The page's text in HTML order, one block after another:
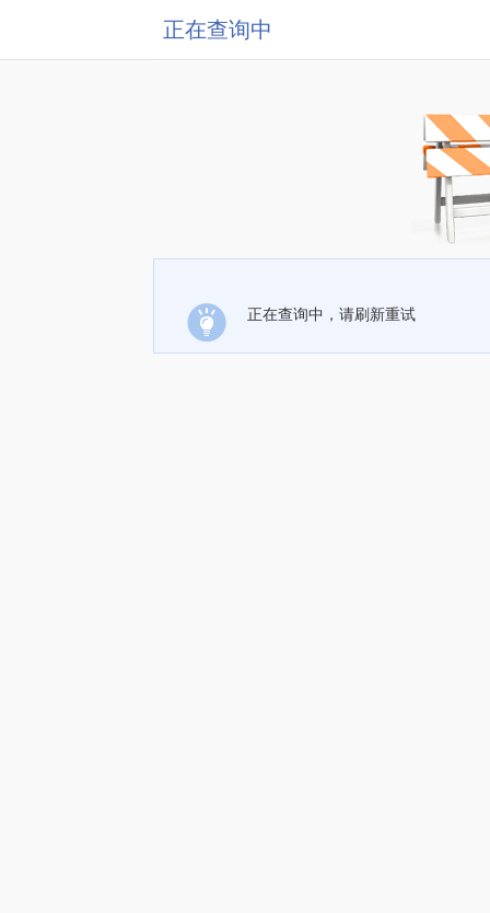
正在查询中
正在查询中，请刷新重试